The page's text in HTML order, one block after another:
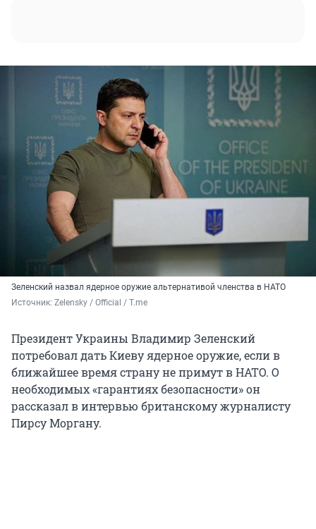
Зеленский назвал ядерное оружие альтернативой членства в НАТО
Источник: Zelensky / Official / T.me
Президент Украины Владимир Зеленский
потребовал дать Киеву ядерное оружие, если в
ближайшее время страну не примут в НАТО. О
необходимых «гарантиях безопасности» он
рассказал в интервью британскому журналисту
Пирсу Моргану.